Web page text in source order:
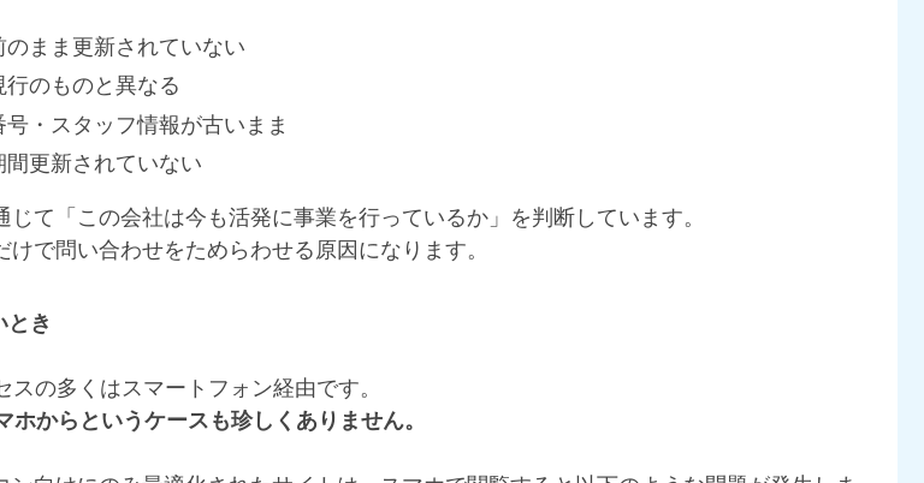
まま更新されていない
のものと異なる
・スタッフ情報が古いまま
更新されていない
て「この会社は今も活発に事業を行っているか」を判断しています。
で問い合わせをためらわせる原因になります。
とき
の多くはスマートフォン経由です。
からというケースも珍しくありません。